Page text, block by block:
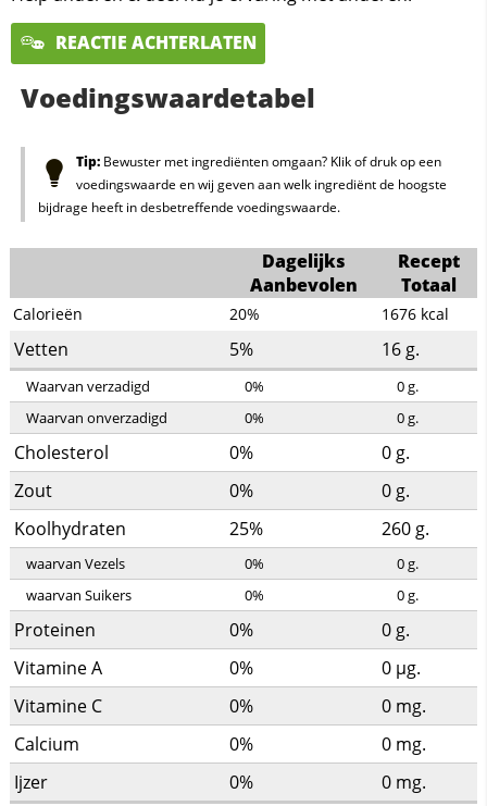
REACTIE ACHTERLATEN
Voedingswaardetabel
Tip:Bewuster met ingrediënten omgaan? Klik of druk op een
voedingswaarde en wij geven aan welk ingrediënt de hoogste
bijdrage heeft in desbetreffende voedingswaarde.
Dagelijks
Aanbevolen
Recept
Totaal
Calorieën 20% 1676 kcal
Vetten 5% 16 g.
Waarvan verzadigd 0% 0g.
Waarvan onverzadigd
0% 0g.
Cholesterol 0% 0 g.
Zout
0% 0 g.
Koolhydraten
25% 260 g.
waarvan Vezels 0% 0g.
waarvan Suikers
0% 0g.
Proteinen 0% 0 g.
Vitamine A
0% 0 µg.
Vitamine C
0% 0 mg.
Calcium
0% 0 mg.
Ijzer
0% 0 mg.